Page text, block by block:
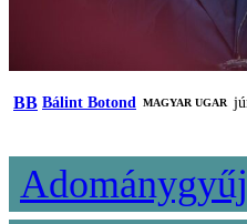
BB Bálint Botond MAGYAR UGAR